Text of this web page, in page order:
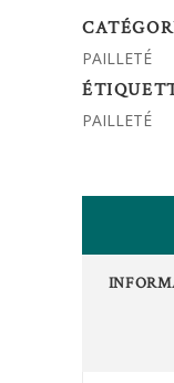
PAILLETÉ
PAILLETÉ